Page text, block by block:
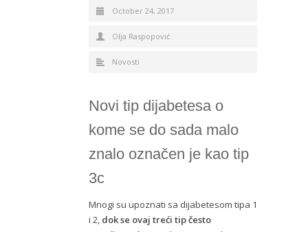
October 24, 2017
Olja Raspopović
Novosti
Novi tip dijabetesa o
kome se do sada malo
znalo označen je kao tip
3c
Mnogi su upoznati sa dijabetesom tipa 1
i 2, dok se ovaj treći tip često